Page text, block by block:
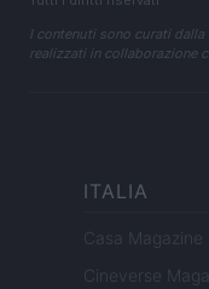
I contenuti sono curati
realizzati in collaborazione
ITALIA
Casa Magazine
Cineverse